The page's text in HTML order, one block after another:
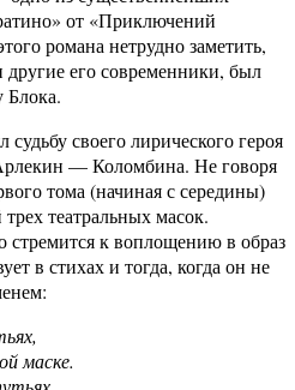
от «Приключений
романа нетрудно заметить,
его современники, был
Блока.
своего лирического героя
— Коломбина. Не говоря
тома (начиная с середины)
театральных масок.
к воплощению в образ
в стихах и тогда, когда он не
маске.